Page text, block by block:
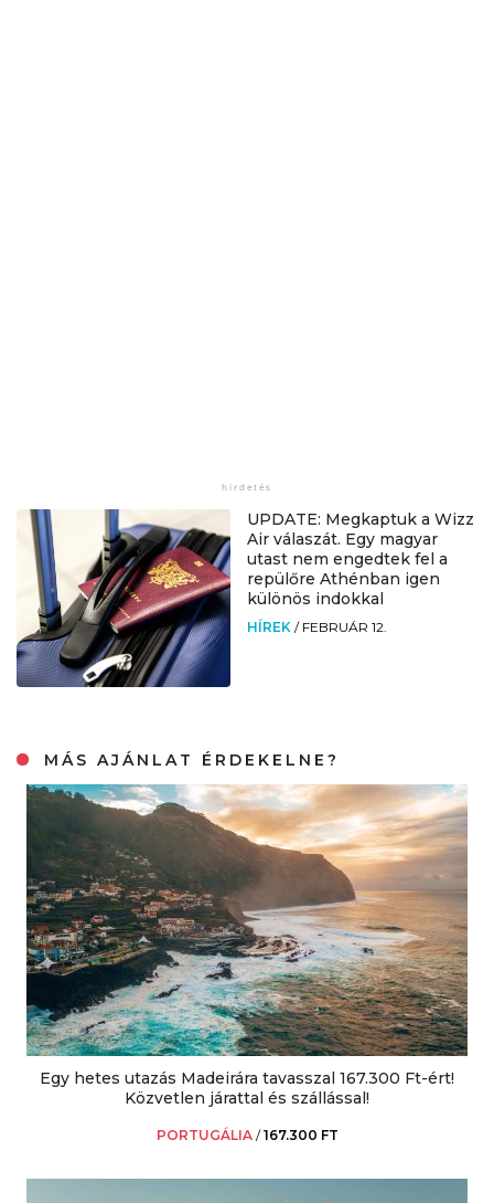
UPDATE: Megkaptuk a Wizz
Air válaszát. Egy magyar
utast nem engedtek fel a
repülőre Athénban igen
különös indokkal
HÍREK / FEBRUÁR 12.
MÁS AJÁNLAT ÉRDEKELNE?
Egy hetes utazás Madeirára tavasszal 167.300 Ft-ért!
Közvetlen járattal és szállással!
PORTUGÁLIA /167.300 FT